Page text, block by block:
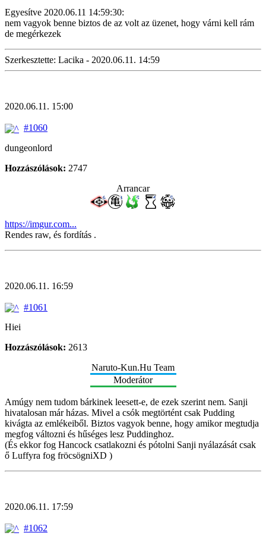
Egyesítve 2020.06.11 14:59:30:
nem vagyok benne biztos de az volt az üzenet, hogy várni kell rám
de megérkezek
Szerkesztette: Lacika - 2020.06.11. 14:59
2020.06.11. 15:00
#1060
dungeonlord
Hozzászólások: 2747
Arrancar
https://imgur.com...
Rendes raw, és fordítás .
2020.06.11. 16:59
#1061
Hiei
Hozzászólások: 2613
Naruto-Kun.Hu Team
Moderátor
Amúgy nem tudom bárkinek leesett-e, de ezek szerint nem. Sanji
hivatalosan már házas. Mivel a csók megtörtént csak Pudding
kivágta az emlékeiből. Biztos vagyok benne, hogy amikor megtudja
megfog változni és hűséges lesz Puddinghoz.
(És ekkor fog Hancock csatlakozni és pótolni Sanji nyálazását csak
ő Luffyra fog fröcsögniXD )
2020.06.11. 17:59
#1062